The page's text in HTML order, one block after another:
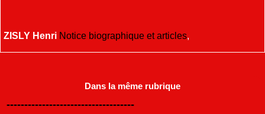
ZISLY Henri Notice biographique et articles,
Dans la même rubrique
------------------------------------